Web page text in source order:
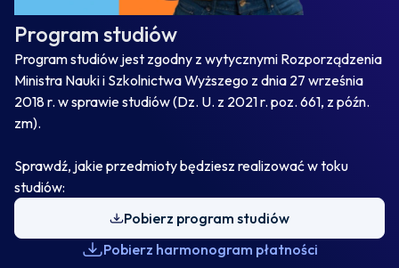
Program studiów
Program studiów jest zgodny z wytycznymi Rozporządzenia
Ministra Nauki i Szkolnictwa Wyższego z dnia 27 września
2018 r. w sprawie studiów (Dz. U. z 2021 r. poz. 661, z późn.
zm).
Sprawdź, jakie przedmioty będziesz realizować w toku
studiów:
Pobierz program studiów
Pobierz harmonogram płatności